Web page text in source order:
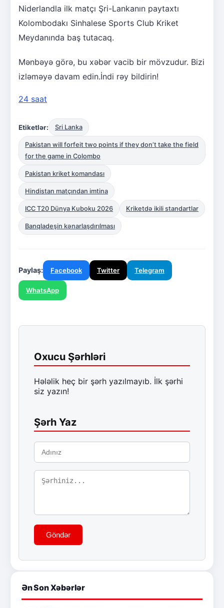
Niderlandla ilk matçı Şri-Lankanın paytaxtı
Kolombodakı Sinhalese Sports Club Kriket
Meydanında baş tutacaq.
Mənbəyə görə, bu xəbər vacib bir mövzudur. Bizi
izləməyə davam edin.İndi rəy bildirin!
24 saat
Etiketlər: Sri Lanka
Pakistan will forfeit two points if they don’t take the field
for the game in Colombo
Pakistan kriket komandası
Hindistan matçından imtina
ICC T20 Dünya Kuboku 2026 Kriketdə ikili standartlar
Banqladeşin kənarlaşdırılması
Paylaş: Facebook Twitter Telegram
WhatsApp
Oxucu Şərhləri
Hələlik heç bir şərh yazılmayıb. İlk şərhi
siz yazın!
Şərh Yaz
Göndər
Ən Son Xəbərlər